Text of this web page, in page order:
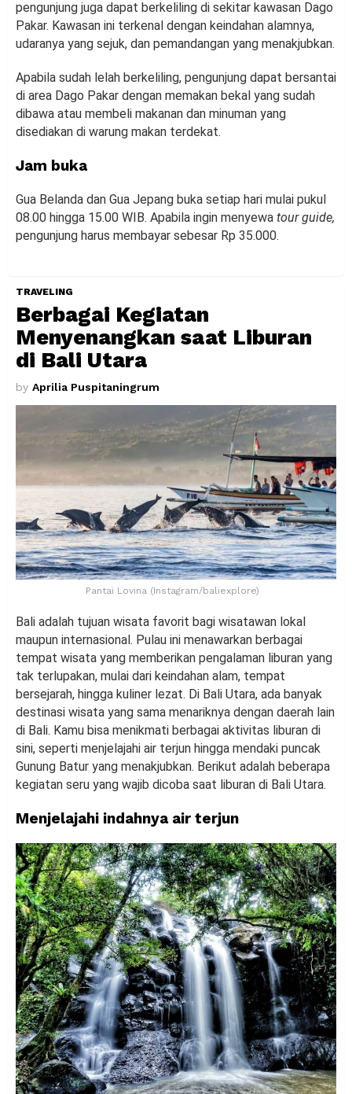
pengunjung juga dapat berkeliling di sekitar kawasan Dago
Pakar. Kawasan ini terkenal dengan keindahan alamnya,
udaranya yang sejuk, dan pemandangan yang menakjubkan.
Apabila sudah lelah berkeliling, pengunjung dapat bersantai
di area Dago Pakar dengan memakan bekal yang sudah
dibawa atau membeli makanan dan minuman yang
disediakan di warung makan terdekat.
Jam buka
Gua Belanda dan Gua Jepang buka setiap hari mulai pukul
08.00 hingga 15.00 WIB. Apabila ingin menyewa tour guide,
pengunjung harus membayar sebesar Rp 35.000.
TRAVELING
Berbagai Kegiatan
Menyenangkan saat Liburan
di Bali Utara
by Aprilia Puspitaningrum
Pantai Lovina (Instagram/baliexplore)
Bali adalah tujuan wisata favorit bagi wisatawan lokal
maupun internasional. Pulau ini menawarkan berbagai
tempat wisata yang memberikan pengalaman liburan yang
tak terlupakan, mulai dari keindahan alam, tempat
bersejarah, hingga kuliner lezat. Di Bali Utara, ada banyak
destinasi wisata yang sama menariknya dengan daerah lain
di Bali. Kamu bisa menikmati berbagai aktivitas liburan di
sini, seperti menjelajahi air terjun hingga mendaki puncak
Gunung Batur yang menakjubkan. Berikut adalah beberapa
kegiatan seru yang wajib dicoba saat liburan di Bali Utara.
Menjelajahi indahnya air terjun